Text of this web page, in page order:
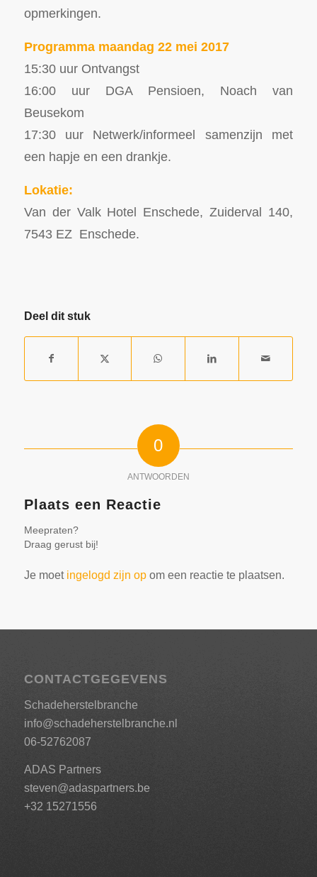
opmerkingen.
Programma maandag 22 mei 2017
15:30 uur Ontvangst
16:00 uur DGA Pensioen, Noach van
Beusekom
17:30 uur Netwerk/informeel samenzijn met
een hapje en een drankje.
Lokatie:
Van der Valk Hotel Enschede, Zuiderval 140,
7543 EZ Enschede.
Deel dit stuk
0
ANTWOORDEN
Plaats een Reactie
Meepraten?
Draag gerust bij!
Je moet ingelogd zijn opom een reactie te plaatsen.
CONTACTGEGEVENS
Schadeherstelbranche
info@schadeherstelbranche.nl
06-52762087
ADAS Partners
steven@adaspartners.be
+32 15271556